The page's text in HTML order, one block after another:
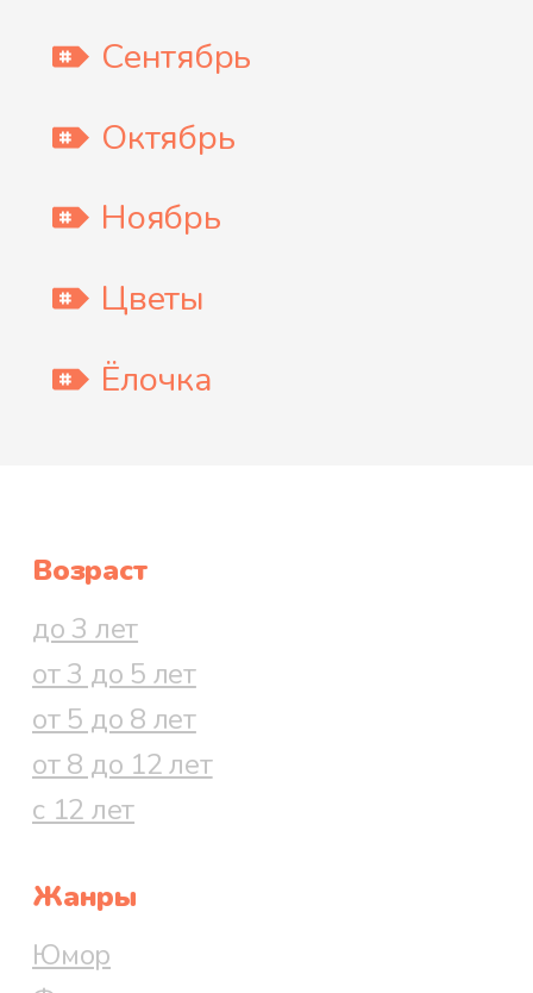
Сентябрь
Октябрь
Ноябрь
Цветы
Ёлочка
Возраст
до 3 лет
от 3 до 5 лет
от 5 до 8 лет
от 8 до 12 лет
с 12 лет
Жанры
Юмор